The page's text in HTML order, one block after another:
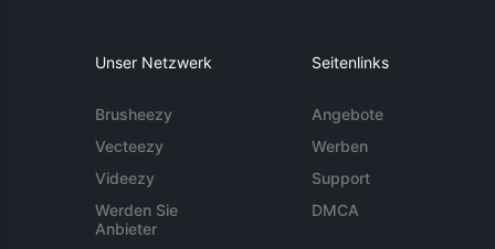
Unser Netzwerk
Brusheezy
Vecteezy
Videezy
Werden Sie
Anbieter
Seitenlinks
Angebote
Werben
Support
DMCA